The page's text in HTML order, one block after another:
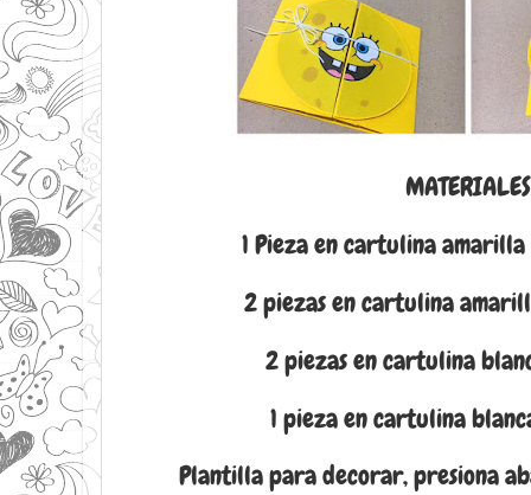
MATERIALES
1 Pieza en cartulina
2 piezas en cartulina
2 piezas en cartulina
1 pieza en cartulina
Plantilla para decorar, presiona